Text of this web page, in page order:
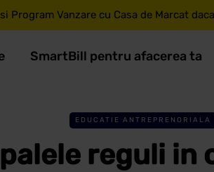
Program Vanzare cu Casa de Marcat
SmartBill pentru afacerea ta
EDUCATIE ANTREPRENORIALA
reguli in